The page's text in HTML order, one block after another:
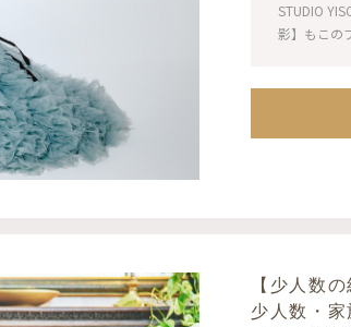
STUDIO
影】もこの
【少人数
少人数・